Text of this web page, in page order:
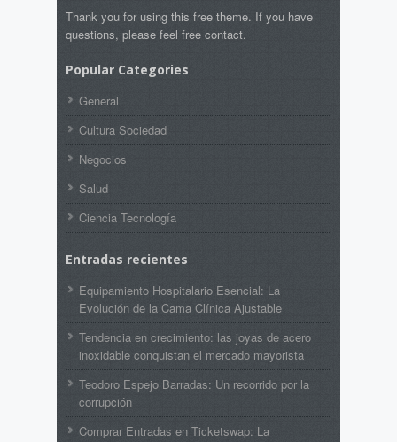
Thank you for using this free theme. If you have
questions, please feel free contact.
Popular Categories
General
Cultura Sociedad
Negocios
Salud
Ciencia Tecnología
Entradas recientes
Equipamiento Hospitalario Esencial: La
Evolución de la Cama Clínica Ajustable
Tendencia en crecimiento: las joyas de acero
inoxidable conquistan el mercado mayorista
Teodoro Espejo Barradas: Un recorrido por la
corrupción
Comprar Entradas en Ticketswap: La